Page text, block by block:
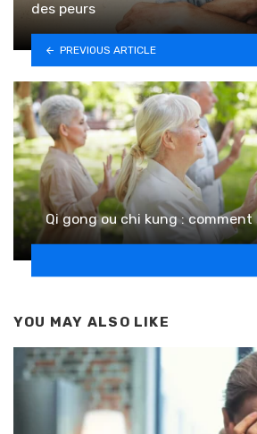
des peurs
PREVIOUS ARTICLE
Qi gong ou chi kung :
YOU MAY ALSO LIKE